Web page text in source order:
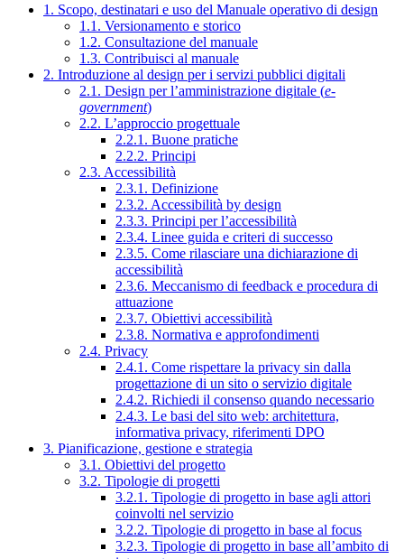
1. Scopo, destinatari e uso del Manuale operativo di design
1.1. Versionamento e storico
1.2. Consultazione del manuale
1.3. Contribuisci al manuale
2. Introduzione al design per i servizi pubblici digitali
2.1. Design per l’amministrazione digitale (e-
government)
2.2. L’approccio progettuale
2.2.1. Buone pratiche
2.2.2. Principi
2.3. Accessibilità
2.3.1. Definizione
2.3.2. Accessibilità by design
2.3.3. Principi per l’accessibilità
2.3.4. Linee guida e criteri di successo
2.3.5. Come rilasciare una dichiarazione di
accessibilità
2.3.6. Meccanismo di feedback e procedura di
attuazione
2.3.7. Obiettivi accessibilità
2.3.8. Normativa e approfondimenti
2.4. Privacy
2.4.1. Come rispettare la privacy sin dalla
progettazione di un sito o servizio digitale
2.4.2. Richiedi il consenso quando necessario
2.4.3. Le basi del sito web: architettura,
informativa privacy, riferimenti DPO
3. Pianificazione, gestione e strategia
3.1. Obiettivi del progetto
3.2. Tipologie di progetti
3.2.1. Tipologie di progetto in base agli attori
coinvolti nel servizio
3.2.2. Tipologie di progetto in base al focus
3.2.3. Tipologie di progetto in base all’ambito di